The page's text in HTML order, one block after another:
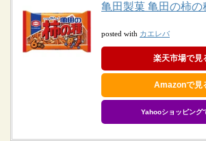
亀田製菓 亀田の柿
posted with カエレバ
楽天市場で見
Amazonで見
Yahooショッピング